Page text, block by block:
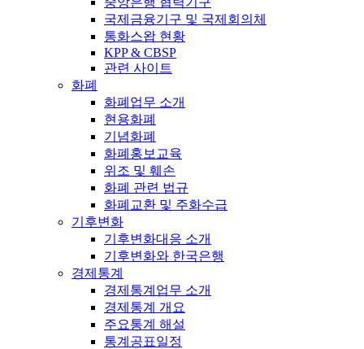
국제금융기구 및 국제회의체
통화스왑 현황
KPP & CBSP
관련 사이트
화폐
화폐업무 소개
현용화폐
기념화폐
화폐홍보교육
위조 및 훼손
화폐 관련 법규
화폐교환 및 주화수급
기후변화
기후변화대응 소개
기후변화와 한국은행
경제통계
경제통계업무 소개
경제통계 개요
주요통계 해설
통계공표일정